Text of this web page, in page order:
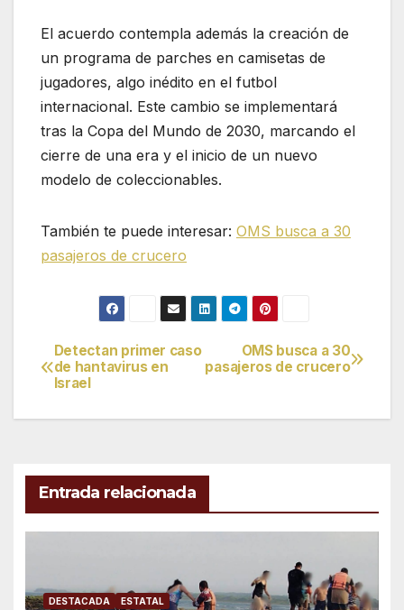
El acuerdo contempla además la creación de
un programa de parches en camisetas de
jugadores, algo inédito en el futbol
internacional. Este cambio se implementará
tras la Copa del Mundo de 2030, marcando el
cierre de una era y el inicio de un nuevo
modelo de coleccionables.
También te puede interesar: OMS busca a 30
pasajeros de crucero
Navegación
de
OMS busca a 30
pasajeros de crucero
Detectan primer caso
de hantavirus en
Israel
Entrada relacionada
DESTACADA ESTATAL